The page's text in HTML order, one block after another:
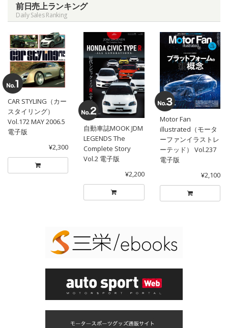
前日売上ランキング
Daily Sales Ranking
CAR STYLING（カー
スタイリング）
Vol.172 MAY 2006.5
電子版
¥2,300
自動車誌MOOK JDM
LEGENDS The
Complete Story
Vol.2 電子版
¥2,200
Motor Fan
illustrated（モータ
ーファンイラストレ
ーテッド） Vol.237
電子版
¥2,100